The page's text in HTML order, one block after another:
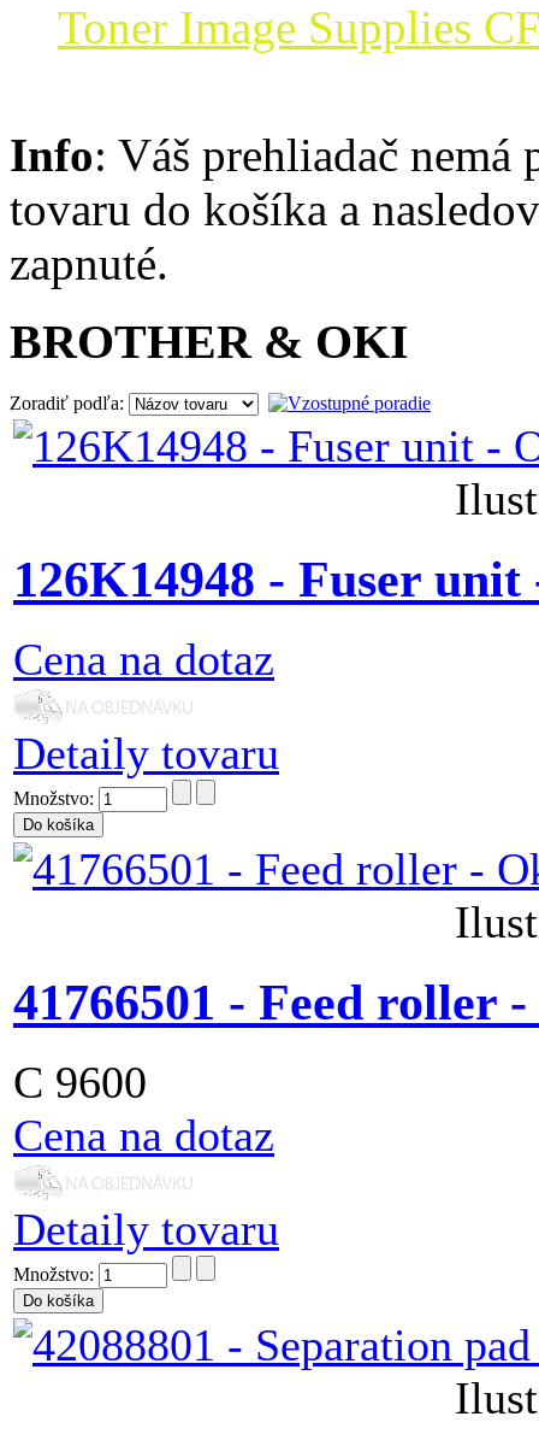
Toner Image Supplies
Info: Váš prehliadač nemá
tovaru do košíka a
zapnuté.
BROTHER & OKI
Zoradiť podľa:
126K14948 - Fuser
Cena na dotaz
Detaily tovaru
Množstvo:
41766501 - Feed roller
C 9600
Cena na dotaz
Detaily tovaru
Množstvo: